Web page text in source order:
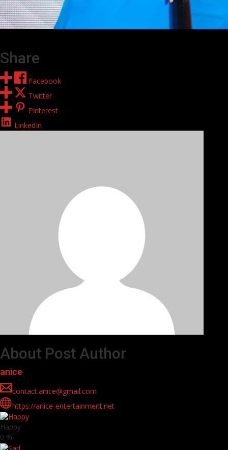
Share
Facebook
Twitter
Pinterest
LinkedIn
About Post Author
anice
contact.anice@gmail.com
https://anice-entertainment.net
Happy
0 %